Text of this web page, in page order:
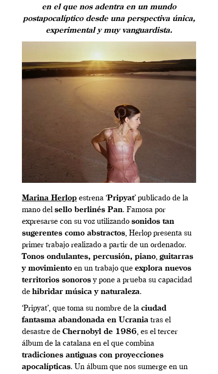
en el que nos adentra en un mundo
postapocalíptico desde una perspectiva única,
experimental y muy vanguardista.
Marina Herlop estrena ‘Pripyat’ publicado de la
mano del sello berlinés Pan. Famosa por
expresarse con su voz utilizando sonidos tan
sugerentes como abstractos, Herlop presenta su
primer trabajo realizado a partir de un ordenador.
Tonos ondulantes, percusión, piano, guitarras
y movimiento en un trabajo que explora nuevos
territorios sonorosy pone a prueba su capacidad
de hibridar música y naturaleza.
‘Pripyat’, que toma su nombre de la ciudad
fantasma abandonada en Ucrania tras el
desastre de Chernobyl de 1986, es el tercer
álbum de la catalana en el que combina
tradiciones antiguas con proyecciones
apocalípticas. Un álbum que nos sumerge en un